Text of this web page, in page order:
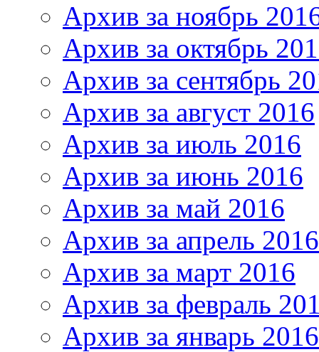
Архив за ноябрь
Архив за октябрь
Архив за сентябрь
Архив за август 2016
Архив за июль 2016
Архив за июнь 2016
Архив за май 2016
Архив за апрель 2016
Архив за март 2016
Архив за февраль
Архив за январь 2016